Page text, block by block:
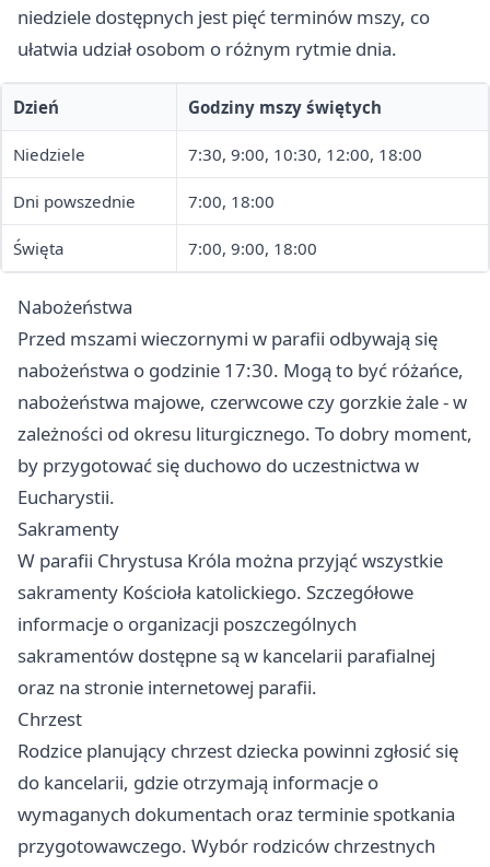
niedziele dostępnych jest pięć terminów mszy, co
ułatwia udział osobom o różnym rytmie dnia.
Dzień Godziny mszy świętych
Niedziele 7:30, 9:00, 10:30, 12:00, 18:00
Dni powszednie 7:00, 18:00
Święta 7:00, 9:00, 18:00
Nabożeństwa
Przed mszami wieczornymi w parafii odbywają się
nabożeństwa o godzinie 17:30. Mogą to być różańce,
nabożeństwa majowe, czerwcowe czy gorzkie żale - w
zależności od okresu liturgicznego. To dobry moment,
by przygotować się duchowo do uczestnictwa w
Eucharystii.
Sakramenty
W parafii Chrystusa Króla można przyjąć wszystkie
sakramenty Kościoła katolickiego. Szczegółowe
informacje o organizacji poszczególnych
sakramentów dostępne są w kancelarii parafialnej
oraz na stronie internetowej parafii.
Chrzest
Rodzice planujący chrzest dziecka powinni zgłosić się
do kancelarii, gdzie otrzymają informacje o
wymaganych dokumentach oraz terminie spotkania
przygotowawczego. Wybór rodziców chrzestnych